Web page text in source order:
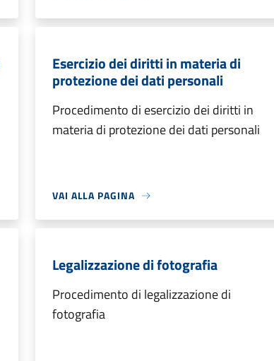
Esercizio dei diritti in materia di
protezione dei dati personali
Procedimento di esercizio dei diritti in
materia di protezione dei dati personali
VAI ALLA PAGINA
Legalizzazione di fotografia
Procedimento di legalizzazione di
fotografia